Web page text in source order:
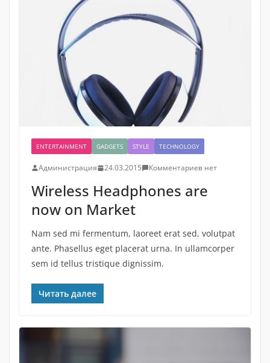
ENTERTAINMENT GADGETS STYLE TECHNOLOGY
Администрация 24.03.2015 Комментариев нет
Wireless Headphones are
now on Market
Nam sed mi fermentum, laoreet erat sed, volutpat
ante. Phasellus eget placerat urna. In ullamcorper
sem id tellus tristique dignissim.
Читать далее